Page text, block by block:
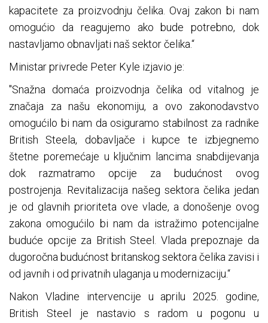
kapacitete za proizvodnju čelika. Ovaj zakon bi nam
omogućio da reagujemo ako bude potrebno, dok
nastavljamo obnavljati naš sektor čelika.“
Ministar privrede Peter Kyle izjavio je:
"Snažna domaća proizvodnja čelika od vitalnog je
značaja za našu ekonomiju, a ovo zakonodavstvo
omogućilo bi nam da osiguramo stabilnost za radnike
British Steela, dobavljače i kupce te izbjegnemo
štetne poremećaje u ključnim lancima snabdijevanja
dok razmatramo opcije za budućnost ovog
postrojenja. Revitalizacija našeg sektora čelika jedan
je od glavnih prioriteta ove vlade, a donošenje ovog
zakona omogućilo bi nam da istražimo potencijalne
buduće opcije za British Steel. Vlada prepoznaje da
dugoročna budućnost britanskog sektora čelika zavisi i
od javnih i od privatnih ulaganja u modernizaciju.“
Nakon Vladine intervencije u aprilu 2025. godine,
British Steel je nastavio s radom u pogonu u